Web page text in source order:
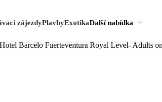
zájezdyPlavbyExotikaDalší nabídka
Hotel Barcelo Fuerteventura Royal Level- Adults